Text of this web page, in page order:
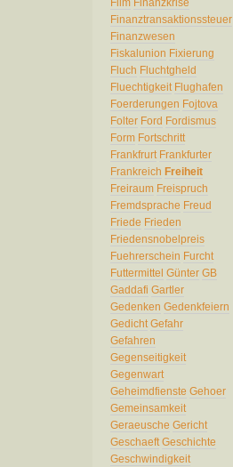
Finanztransaktionssteuer
Finanzwesen
Fiskalunion Fixierung
Fluch Fluchtgheld
Fluechtigkeit Flughafen
Foerderungen Fojtova
Folter Ford Fordismus
Form Fortschritt
Frankfrurt Frankfurter
Frankreich Freiheit
Freiraum Freispruch
Fremdsprache Freud
Friede Frieden
Friedensnobelpreis
Fuehrerschein Furcht
Futtermittel Günter GB
Gaddafi Gartler
Gedenken Gedenkfeiern
Gedicht Gefahr
Gefahren
Gegenseitigkeit
Gegenwart
Geheimdfienste Gehoer
Gemeinsamkeit
Geraeusche Gericht
Geschaeft Geschichte
Geschwindigkeit